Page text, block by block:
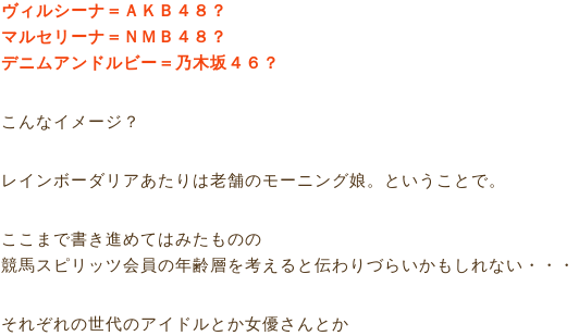
ヴィルシーナ＝ＡＫＢ４８？
マルセリーナ＝ＮＭＢ４８？
デニムアンドルビー＝乃木坂４６？
こんなイメージ？
レインボーダリアあたりは老舗のモーニング娘。ということで。
ここまで書き進めてはみたものの
競馬スピリッツ会員の年齢層を考えると伝わりづらいかもしれない・・・
それぞれの世代のアイドルとか女優さんとか